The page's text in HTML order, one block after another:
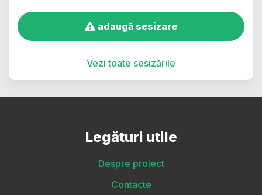
adaugă sesizare
Vezi toate sesizările
Legături utile
Despre proiect
Contacte